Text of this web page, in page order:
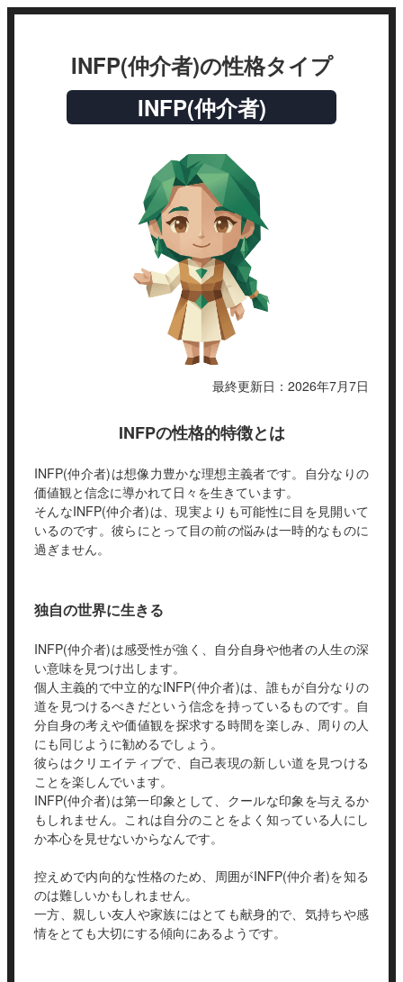
INFP(仲介者)の性格タイプ
INFP(仲介者)
最終更新日： 2026年7月7日
INFPの性格的特徴とは
INFP(仲介者)は想像力豊かな理想主義者です。自分なりの
価値観と信念に導かれて日々を生きています。
そんなINFP(仲介者)は、現実よりも可能性に目を見開いて
いるのです。彼らにとって目の前の悩みは一時的なものに
過ぎません。
独自の世界に生きる
INFP(仲介者)は感受性が強く、自分自身や他者の人生の深
い意味を見つけ出します。
個人主義的で中立的なINFP(仲介者)は、誰もが自分なりの
道を見つけるべきだという信念を持っているものです。自
分自身の考えや価値観を探求する時間を楽しみ、周りの人
にも同じように勧めるでしょう。
彼らはクリエイティブで、自己表現の新しい道を見つける
ことを楽しんでいます。
INFP(仲介者)は第一印象として、クールな印象を与えるか
もしれません。これは自分のことをよく知っている人にし
か本心を見せないからなんです。
控えめで内向的な性格のため、周囲がINFP(仲介者)を知る
のは難しいかもしれません。
一方、親しい友人や家族にはとても献身的で、気持ちや感
情をとても大切にする傾向にあるようです。